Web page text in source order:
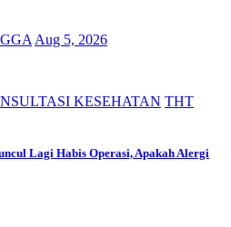
Aug 5, 2026
KESEHATAN THT
Lagi Habis Operasi, Apakah Alergi